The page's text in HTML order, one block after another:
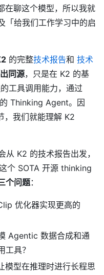
在聊这个模型，所以我就
「给我们工作学习中的启
的完整技术报告和 技术
同源，只是在 K2 的基
工具调用能力，通过
Thinking Agent。因
，我们就能理解 K2
从 K2 的技术报告出发，
个 SOTA 开源 thinking
个问题：
优化器实现更高的
Agentic 数据合成和通
工具？
模型在推理时进行长程思